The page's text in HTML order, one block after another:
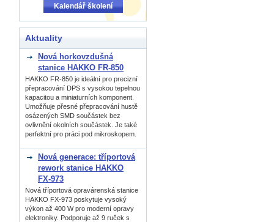
Kalendář školení
Aktuality
Nová horkovzdušná
stanice HAKKO FR-850
HAKKO FR-850 je ideální pro precizní
přepracování DPS s vysokou tepelnou
kapacitou a miniaturních komponent.
Umožňuje přesné přepracování hustě
osázených SMD součástek bez
ovlivnění okolních součástek. Je také
perfektní pro práci pod mikroskopem.
Nová generace: tříportová
rework stanice HAKKO
FX-973
Nová tříportová opravárenská stanice
HAKKO FX-973 poskytuje vysoký
výkon až 400 W pro moderní opravy
elektroniky. Podporuje až 9 ruček s